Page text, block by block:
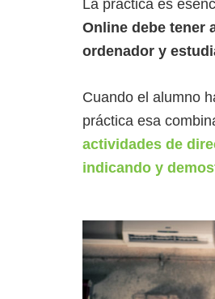
La práctica es
Online debe tener
ordenador y
Cuando el alumno
práctica esa
actividades de
indicando y